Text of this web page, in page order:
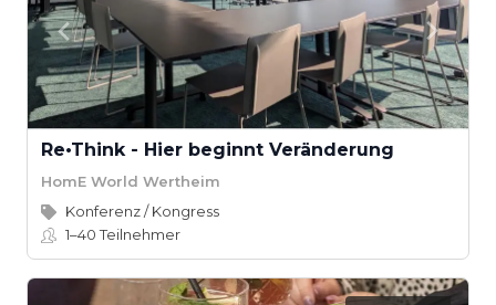
Re•Think - Hier beginnt Veränderung
HomE World Wertheim
Konferenz / Kongress
1–40Teilnehmer